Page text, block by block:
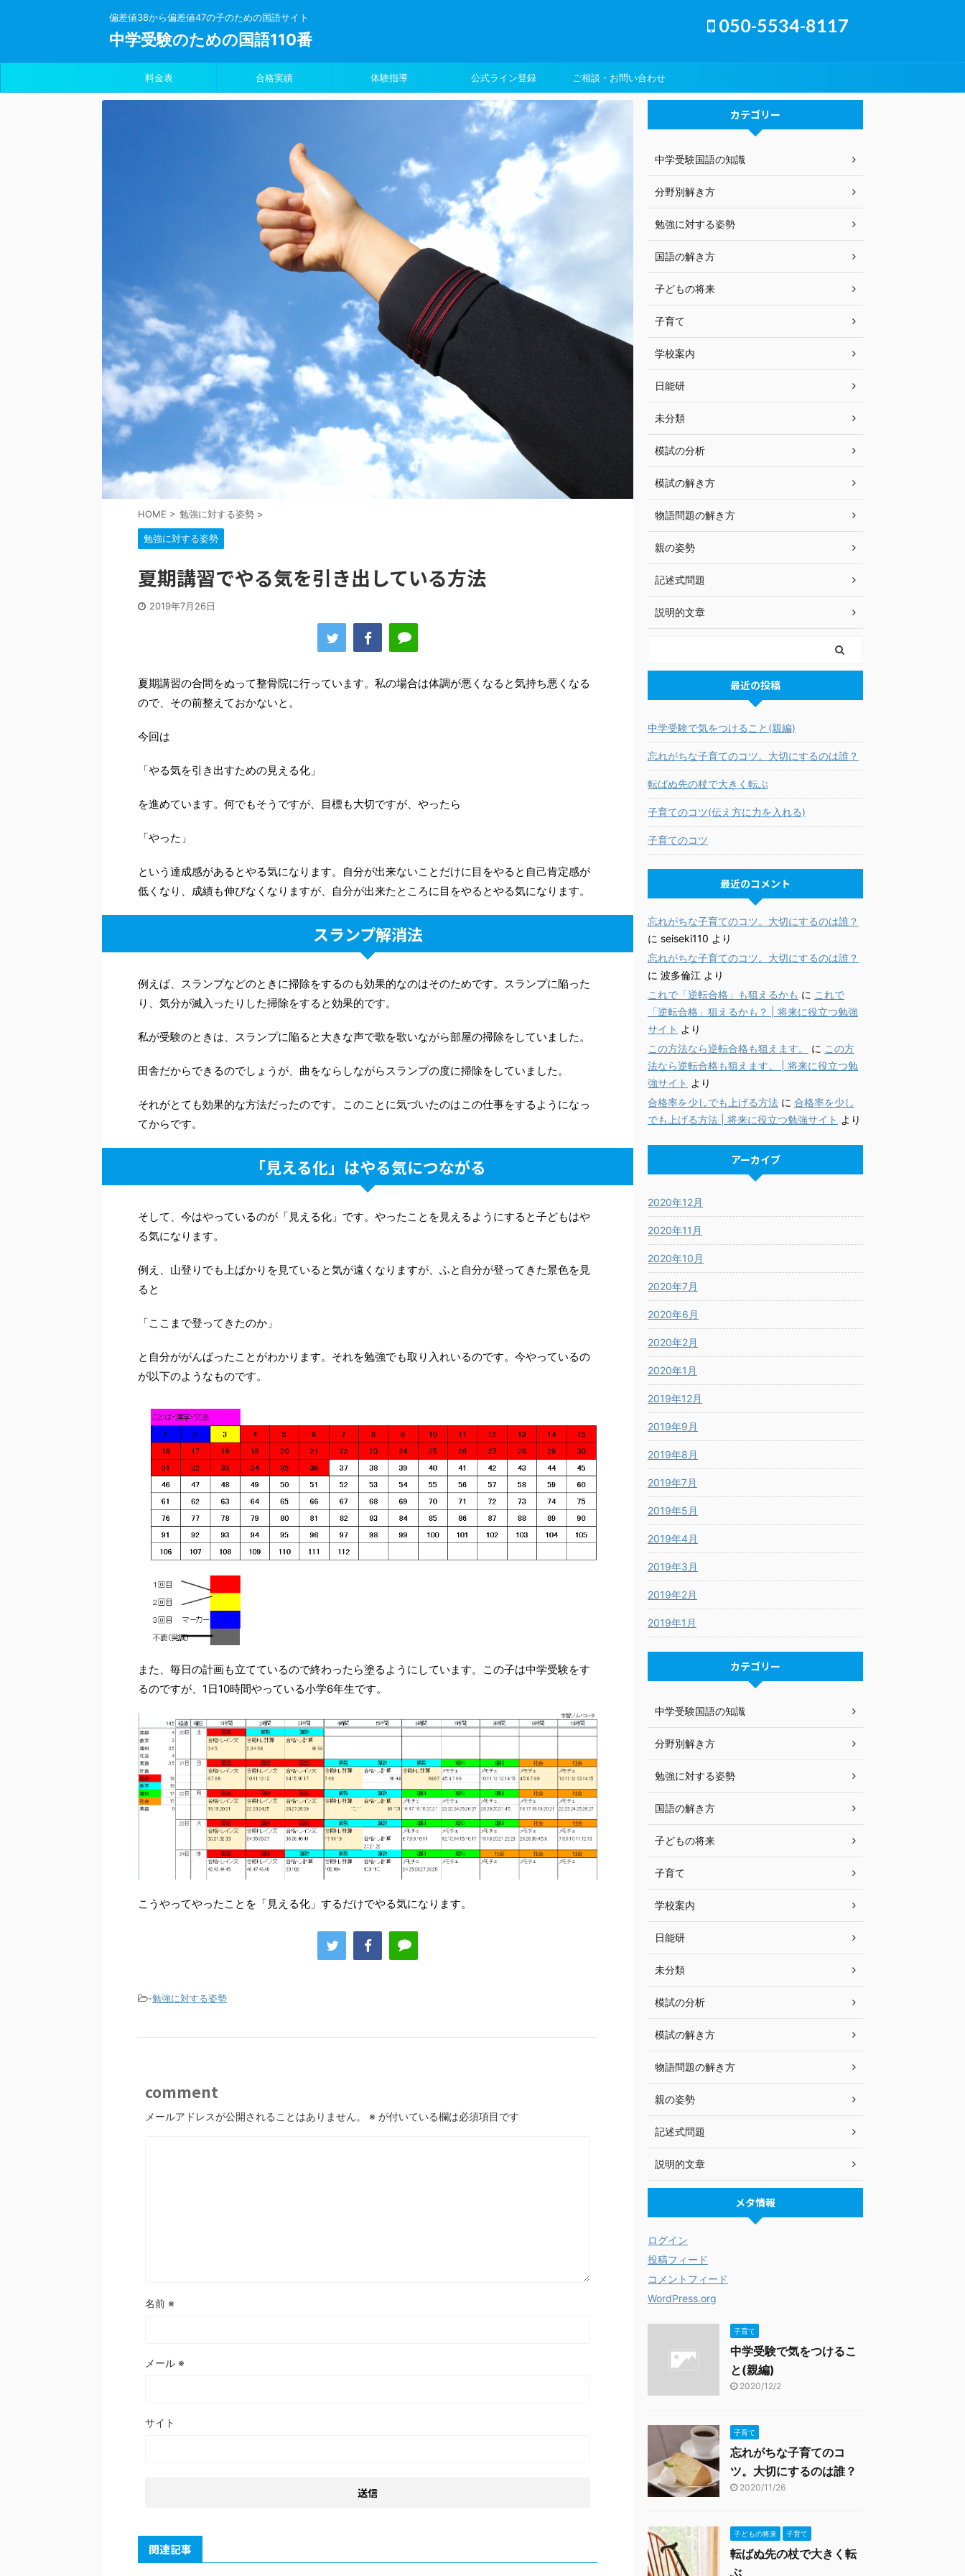
偏差値38から偏差値47の子のための国語サイト
中学受験のための国語110番
050-5534-8117
料金表 合格実績 体験指導 公式ライン登録 ご相談・お問い合わせ
HOME > 勉強に対する姿勢 >
勉強に対する姿勢
夏期講習でやる気を引き出している方法
2019年7月26日
夏期講習の合間をぬって整骨院に行っています。私の場合は体調が悪くなると気持ち悪くなる
ので、その前整えておかないと。
今回は
「やる気を引き出すための見える化」
を進めています。何でもそうですが、目標も大切ですが、やったら
「やった」
という達成感があるとやる気になります。自分が出来ないことだけに目をやると自己肯定感が
低くなり、成績も伸びなくなりますが、自分が出来たところに目をやるとやる気になります。
スランプ解消法
例えば、スランプなどのときに掃除をするのも効果的なのはそのためです。スランプに陥った
り、気分が滅入ったりした掃除をすると効果的です。
私が受験のときは、スランプに陥ると大きな声で歌を歌いながら部屋の掃除をしていました。
田舎だからできるのでしょうが、曲をならしながらスランプの度に掃除をしていました。
それがとても効果的な方法だったのです。このことに気づいたのはこの仕事をするようになっ
てからです。
「見える化」はやる気につながる
そして、今はやっているのが「見える化」です。やったことを見えるようにすると子どもはや
る気になります。
例え、山登りでも上ばかりを見ていると気が遠くなりますが、ふと自分が登ってきた景色を見
ると
「ここまで登ってきたのか」
と自分ががんばったことがわかります。それを勉強でも取り入れいるのです。今やっているの
が以下のようなものです。
また、毎日の計画も立てているので終わったら塗るようにしています。この子は中学受験をす
るのですが、1日10時間やっている小学6年生です。
こうやってやったことを「見える化」するだけでやる気になります。
-勉強に対する姿勢
comment
メールアドレスが公開されることはありません。 ※ が付いている欄は必須項目です
名前 ※
メール ※
サイト
関連記事
カテゴリー
中学受験国語の知識
分野別解き方
勉強に対する姿勢
国語の解き方
子どもの将来
子育て
学校案内
日能研
未分類
模試の分析
模試の解き方
物語問題の解き方
親の姿勢
記述式問題
説明的文章
最近の投稿
中学受験で気をつけること(親編)
忘れがちな子育てのコツ。大切にするのは誰？
転ばぬ先の杖で大きく転ぶ
子育てのコツ(伝え方に力を入れる)
子育てのコツ
最近のコメント
忘れがちな子育てのコツ。大切にするのは誰？
に seiseki110 より
忘れがちな子育てのコツ。大切にするのは誰？
に 波多倫江 より
これで「逆転合格」も狙えるかも に これで
「逆転合格」狙えるかも？ | 将来に役立つ勉強
サイト より
この方法なら逆転合格も狙えます。
に この方
法なら逆転合格も狙えます。 | 将来に役立つ勉
強サイト より
合格率を少しでも上げる方法 に 合格率を少し
でも上げる方法 | 将来に役立つ勉強サイト より
アーカイブ
2020年12月
2020年11月
2020年10月
2020年7月
2020年6月
2020年2月
2020年1月
2019年12月
2019年9月
2019年8月
2019年7月
2019年5月
2019年4月
2019年3月
2019年2月
2019年1月
カテゴリー
中学受験国語の知識
分野別解き方
勉強に対する姿勢
国語の解き方
子どもの将来
子育て
学校案内
日能研
未分類
模試の分析
模試の解き方
物語問題の解き方
親の姿勢
記述式問題
説明的文章
メタ情報
ログイン
投稿フィード
コメントフィード
WordPress.org
子育て
中学受験で気をつけるこ
と(親編)
2020/12/2
子育て
忘れがちな子育てのコ
ツ。大切にするのは誰？
2020/11/26
子どもの将来 子育て
転ばぬ先の杖で大きく転
ぶ